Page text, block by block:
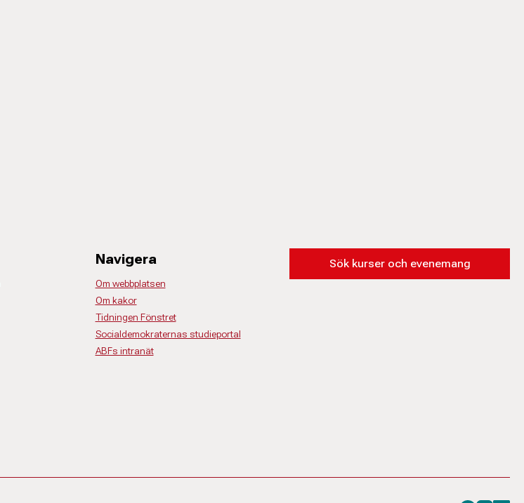
Navigera
Om webbplatsen
Om kakor
Tidningen Fönstret
Socialdemokraternas studieportal
ABFs intranät
Sök kurser och evenemang